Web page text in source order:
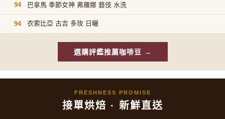
94 巴拿馬 季節女神 弗羅娜 藝伎 水洗
94 衣索比亞 古吉 多玫 日曬
選購評鑑推薦咖啡豆 →
FRESHNESS PROMISE
接單烘焙 · 新鮮直送